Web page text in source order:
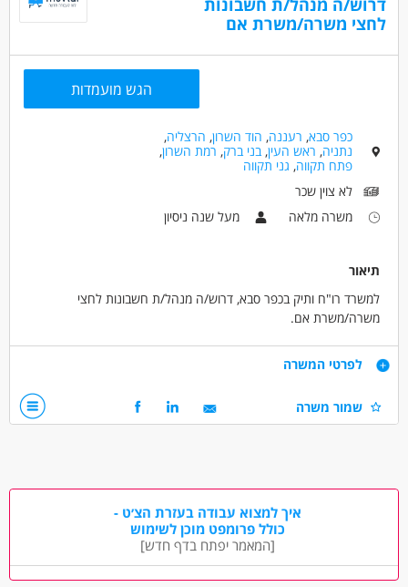
תשלום נסיעות תנאים סוציאלים נרחבים
יכולת הגעה עצמאית - חובה
דרושים בתחום
חשבונאות וכספים - מנהל/ת חשבונות
חשבונאות וכספים - מנהל/ת חשבונות מדופלם
מאפייני משרה
מעל שנתיים ניסיון
דרוש/ה מנהל/ת חשבונות
לחצי משרה/משרת אם
הגש מועמדות
כפר סבא, רעננה, הוד השרון, הרצליה,
נתניה, ראש העין,בני ברק, רמת השרון,
פתח תקווה, גני תקווה
לא צוין שכר
משרה מלאה
מעל שנה ניסיון
תיאור
למשרד רו"ח ותיק בכפר סבא, דרוש/ה מנהל/ת חשבונות לחצי
משרה/משרת אם.
דרישות
3. ניסיון ממשרד רו"ח- יתרון
דרושים בתחום
חשבונאות וכספים - חשבונאי/ת
חשבונאות וכספים - מנהל/ת חשבונות
חשבונאות וכספים - מנהל/ת חשבונות מדופלם
לפרטי המשרה
שמור משרה
איך למצוא עבודה בעזרת הצ׳ט -
כולל פרומפט מוכן לשימוש
[המאמר יפתח בדף חדש]